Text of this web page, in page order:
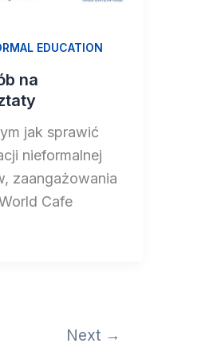
EDUCATION
na
jak sprawić
nieformalnej
zaangażowania
Cafe
Next →